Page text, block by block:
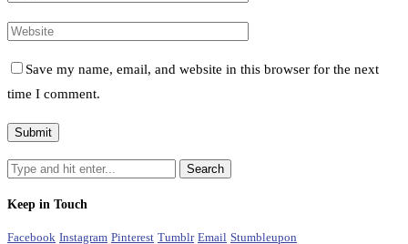
Save my name, email, and website in this browser for the next
time I comment.
Keep in Touch
Facebook Instagram Pinterest Tumblr Email Stumbleupon